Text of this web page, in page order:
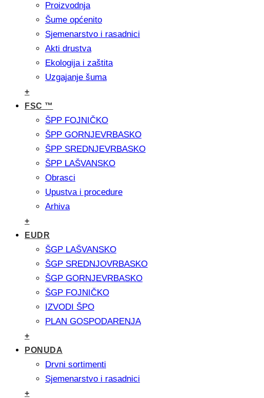
Proizvodnja
Šume općenito
Sjemenarstvo i rasadnici
Akti drustva
Ekologija i zaštita
Uzgajanje šuma
+
FSC ™
ŠPP FOJNIČKO
ŠPP GORNJEVRBASKO
ŠPP SREDNJEVRBASKO
ŠPP LAŠVANSKO
Obrasci
Upustva i procedure
Arhiva
+
EUDR
ŠGP LAŠVANSKO
ŠGP SREDNJOVRBASKO
ŠGP GORNJEVRBASKO
ŠGP FOJNIČKO
IZVODI ŠPO
PLAN GOSPODARENJA
+
PONUDA
Drvni sortimenti
Sjemenarstvo i rasadnici
+